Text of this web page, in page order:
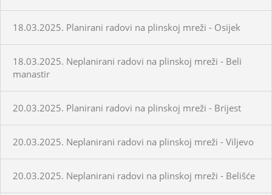
18.03.2025. Planirani radovi na plinskoj mreži - Osijek
18.03.2025. Neplanirani radovi na plinskoj mreži - Beli
manastir
20.03.2025. Planirani radovi na plinskoj mreži - Brijest
20.03.2025. Neplanirani radovi na plinskoj mreži - Viljevo
20.03.2025. Neplanirani radovi na plinskoj mreži - Belišće